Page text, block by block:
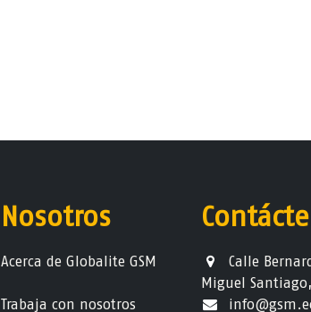
Calle
Miguel
Nosotros
Acerca de Globalite GSM
Trabaja con nosotros